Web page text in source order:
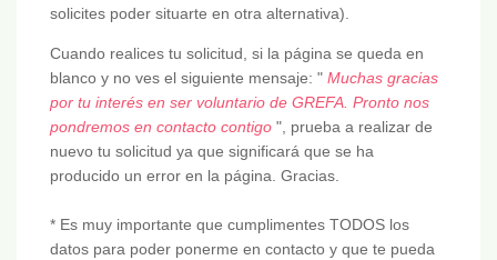
solicites poder situarte en otra alternativa).
Cuando realices tu solicitud, si la página se queda en
blanco y no ves el siguiente mensaje: " Muchas gracias
por tu interés en ser voluntario de GREFA. Pronto nos
pondremos en contacto contigo ", prueba a realizar de
nuevo tu solicitud ya que significará que se ha
producido un error en la página. Gracias.
* Es muy importante que cumplimentes TODOS los
datos para poder ponerme en contacto y que te pueda